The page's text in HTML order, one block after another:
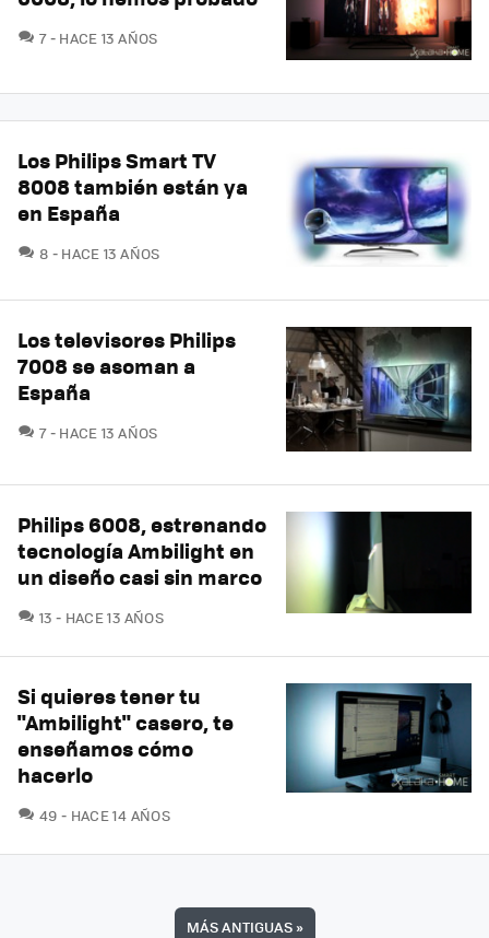
7COMENTARIOS
HACE 13 AÑOS
Los Philips Smart TV
8008 también están ya
en España
8 COMENTARIOS
HACE 13 AÑOS
Los televisores Philips
7008 se asoman a
España
7COMENTARIOS
HACE 13 AÑOS
Philips 6008, estrenando
tecnología Ambilight en
un diseño casi sin marco
13 COMENTARIOS
HACE 13 AÑOS
Si quieres tener tu
"Ambilight" casero, te
enseñamos cómo
hacerlo
49 COMENTARIOS
HACE 14 AÑOS
MÁS ANTIGUAS»